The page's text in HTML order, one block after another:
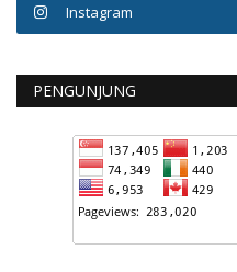
Instagram
PENGUNJUNG